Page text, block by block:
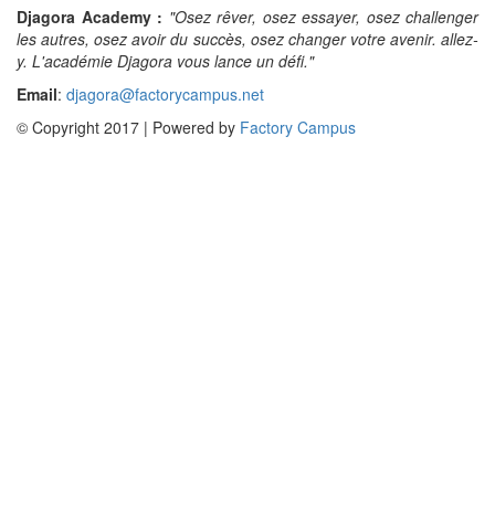
Djagora Academy : "Osez rêver, osez essayer, osez challenger
les autres, osez avoir du succès, osez changer votre avenir. allez-
y. L'académie Djagora vous lance un défi."
Email: djagora@factorycampus.net
© Copyright 2017 | Powered by Factory Campus